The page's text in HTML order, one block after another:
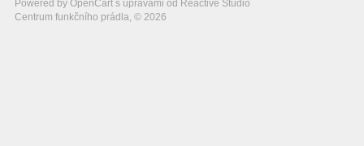
Powered by OpenCart s úpravami od Reactive Studio
Centrum funkčního prádla, © 2026